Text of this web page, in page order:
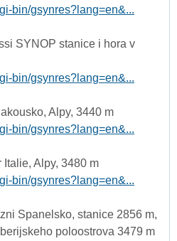
bin/gsynres?lang=en&...
SYNOP stanice i hora v
bin/gsynres?lang=en&...
Alpy, 3440 m
bin/gsynres?lang=en&...
Italie, Alpy, 3480 m
bin/gsynres?lang=en&...
Spanelsko, stanice 2856 m,
poloostrova 3479 m